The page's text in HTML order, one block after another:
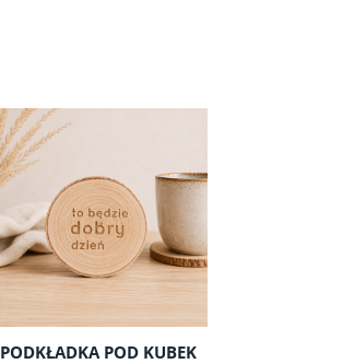
PODKŁADKA POD KUBEK